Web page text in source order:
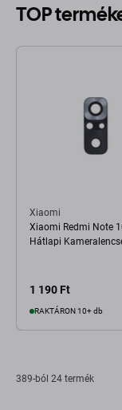
TOP
Xiaomi
Xiaomi Redmi Note
Hátlapi
1 190 Ft
RAKTÁRON 10+ db
389-ból 24 termék